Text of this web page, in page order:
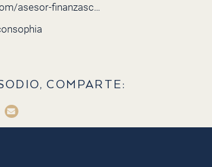
asesor-finanzasc…
COMPARTE: